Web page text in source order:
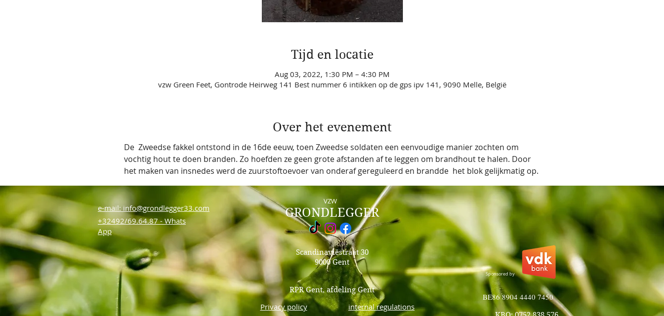
Tijd en locatie
Aug 03, 2022, 1:30 PM – 4:30 PM
vzw Green Feet, Gontrode Heirweg 141 Best nummer 6 intikken op de gps ipv 141, 9090 Melle, België
Over het evenement
De  Zweedse fakkel ontstond in de 16de eeuw, toen Zweedse soldaten een eenvoudige manier zochten om
vochtig hout te doen branden. Zo hoefden ze geen grote afstanden af te leggen om brandhout te halen. Door
het maken van insnedes werd de zuurstoftoevoer van onderaf gereguleerd en brandde  het blok gelijkmatig op.
e-mail: info@grondlegger33.com
+32492/69.64.87 - Whats
App
VZW
GRONDLEGGER
Scandinaviëstraat 30
9000 Gent
RPR Gent, afdeling Gent
Privacy policy internal regulations
Sponsored by
BE86 8904 4440 7450